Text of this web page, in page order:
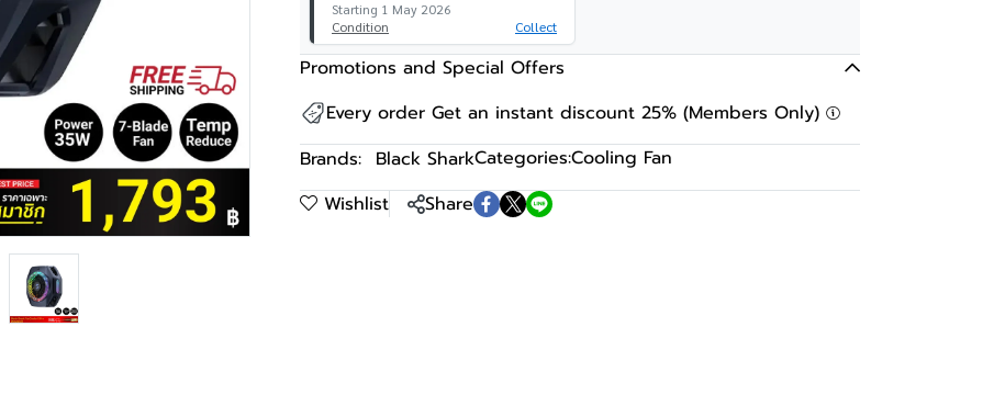
Starting 1 May 2026
Condition
Collect
Promotions and Special Offers
Every order Get an instant discount 25% (Members Only)
Brands: Black SharkCategories:Cooling Fan
Wishlist
Share